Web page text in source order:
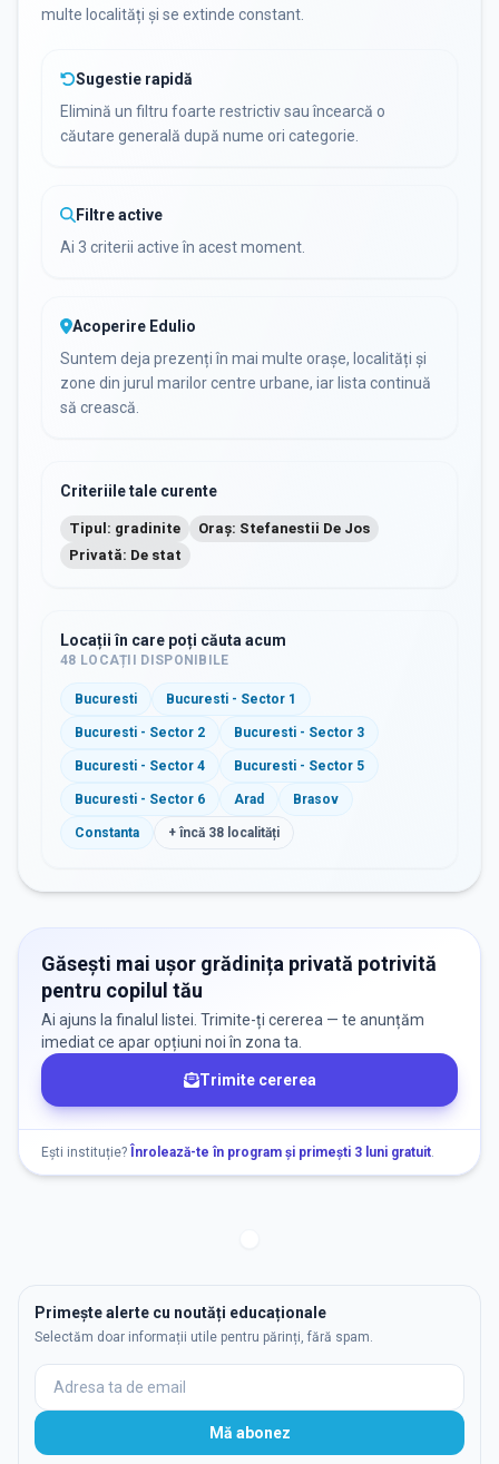
multe localități și se extinde constant.
Sugestie rapidă
Elimină un filtru foarte restrictiv sau încearcă o
căutare generală după nume ori categorie.
Filtre active
Ai 3 criterii active în acest moment.
Acoperire Edulio
Suntem deja prezenți în mai multe orașe, localități și
zone din jurul marilor centre urbane, iar lista continuă
să crească.
Criteriile tale curente
Tipul: gradinite
Oraș: Stefanestii De Jos
Privată: De stat
Locații în care poți căuta acum
48 LOCAȚII DISPONIBILE
Bucuresti Bucuresti - Sector 1
Bucuresti - Sector 2 Bucuresti - Sector 3
Bucuresti - Sector 4 Bucuresti - Sector 5
Bucuresti - Sector 6 Arad Brasov
Constanta + încă 38 localități
Găsești mai ușor grădinița privată potrivită
pentru copilul tău
Ai ajuns la finalul listei. Trimite-ți cererea — te anunțăm
imediat ce apar opțiuni noi în zona ta.
Trimite cererea
Ești instituție? Înrolează-te în program și primești 3 luni gratuit.
Primește alerte cu noutăți educaționale
Selectăm doar informații utile pentru părinți, fără spam.
Mă abonez